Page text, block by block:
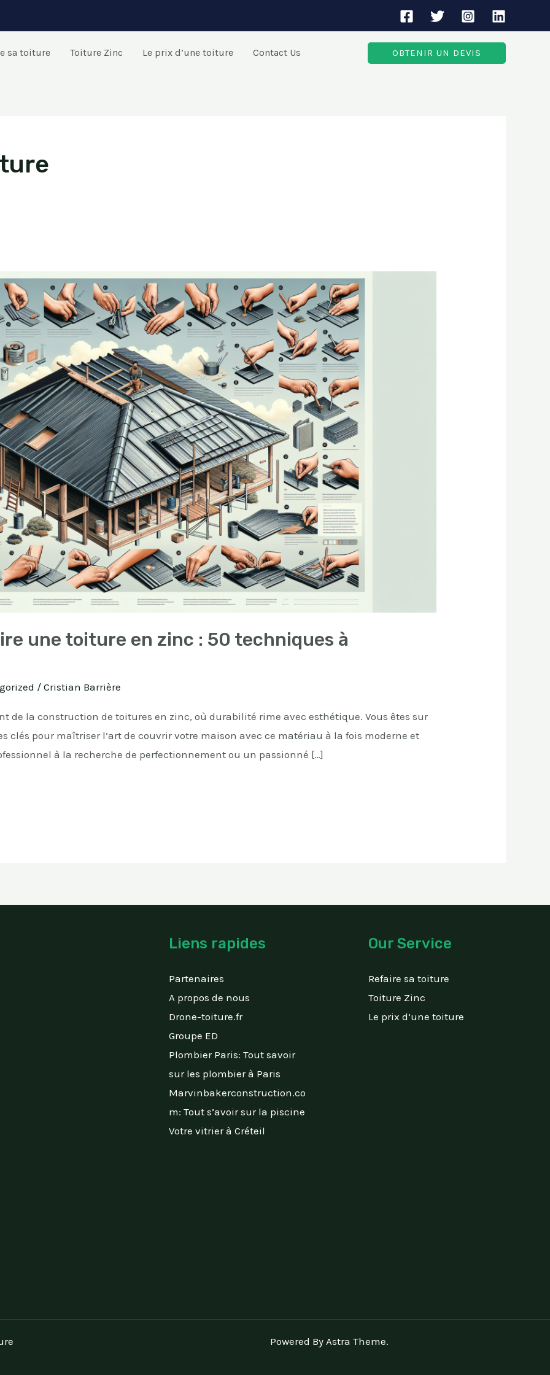
sa toiture Toiture Zinc Le prix d’une toiture Contact Us OBTENIR UN DEVIS
une toiture en zinc : 50 techniques à
/Cristian Barrière
de la construction de toitures en zinc, où durabilité rime avec esthétique. Vous êtes sur
clés pour maîtriser l’art de couvrir votre maison avec ce matériau à la fois moderne et
à la recherche de perfectionnement ou un passionné […]
Liens rapides
Partenaires
A propos de nous
Drone-toiture.fr
Groupe ED
Plombier Paris: Tout savoir
sur les plombier à Paris
Marvinbakerconstruction.co
m: Tout s’avoir sur la piscine
Votre vitrier à Créteil
Our Service
Refaire sa toiture
Toiture Zinc
Le prix d’une toiture
Powered By Astra Theme.